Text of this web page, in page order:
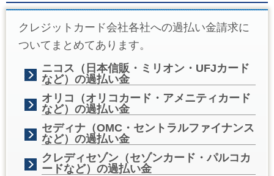
クレジットカード会社各社への過払い金請求に
ついてまとめてあります。
ニコス（日本信販・ミリオン・UFJカード
など）の過払い金
オリコ（オリコカード・アメニティカード
など）の過払い金
セディナ（OMC・セントラルファイナンス
など）の過払い金
クレディセゾン（セゾンカード・パルコカ
ードなど）の過払い金